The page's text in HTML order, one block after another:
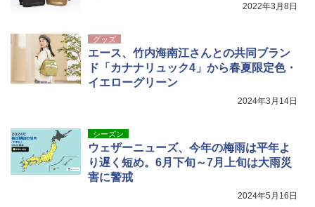
2022年3月8日
グッズ
エース、竹内海南江さんとの共同ブラン
ド「カナナリュック4」から春夏限定色・
イエローグリーン
2024年3月14日
シーズン
ウェザーニューズ、今年の梅雨は平年よ
り遅く短め。6月下旬～7月上旬は大雨災
害に警戒
2024年5月16日